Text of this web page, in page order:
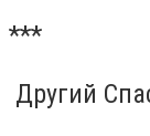
***
Другий